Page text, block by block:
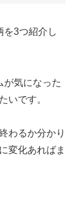
を3つ紹介し
が気になった
いです。
わるか分かり
変化あればま